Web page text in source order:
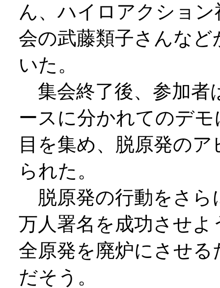
ん、ハイロアクショ
会の武藤類子さんな
いた。
集会終了後、参加者
ースに分かれてのデ
目を集め、脱原発の
られた。
脱原発の行動をさら
万人署名を成功させ
全原発を廃炉にさせ
だそう。